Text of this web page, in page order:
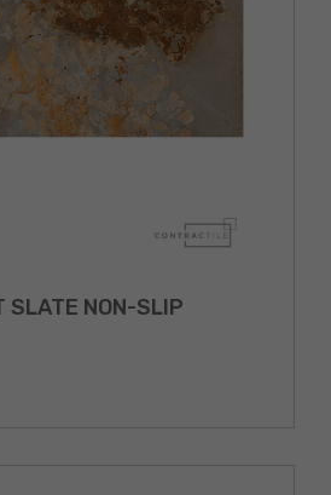
SLATE NON-SLIP